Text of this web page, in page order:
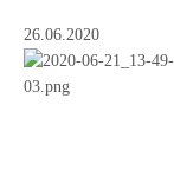
26.06.2020